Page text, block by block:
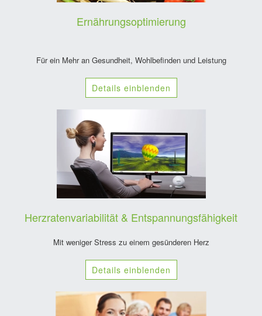
Ernährungsoptimierung
Für ein Mehr an Gesundheit, Wohlbefinden und Leistung
Details einblenden
Herzratenvariabilität & Entspannungsfähigkeit
Mit weniger Stress zu einem gesünderen Herz
Details einblenden